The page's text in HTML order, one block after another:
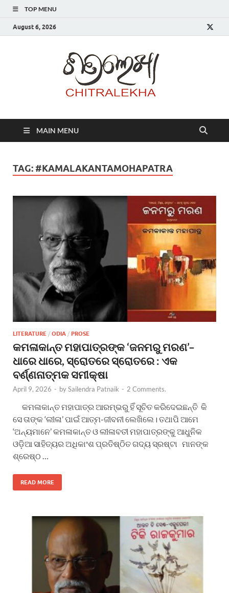
TOP MENU
August 6, 2026
MAIN MENU
TAG: #KAMALAKANTAMOHAPATRA
LITERATURE / ODIA / PROSE
କମଳାକାନ୍ତ ମହାପାତ୍ରଙ୍କ ‘ଜନମରୁ ମରଣ’–
ଧାରେ ଧାରେ, ସ୍ରୋତରେ ସ୍ରୋତରେ : ଏକ
ବର୍ଣ୍ଣନାତ୍ମକ ସମୀକ୍ଷା
April 9, 2026 - bySailendra Patnaik - 2 Comments.
କମଳାକାନ୍ତ ମହାପାତ୍ର ଆରମ୍ଭରୁ ହିଁ ସୂଚିତ କରିଦେଇଛନ୍ତି କି
ସେ ତାଙ୍କ ‘ଲୀଳା’ ପାଇଁ ଆତ୍ମ-ଜୀବନୀ ଲେଖିଲେ। ତଥାପି ଆମେ
‘ଅନ୍ୟମାନେ’ କମଳାକାନ୍ତ ଓ ଲୀଳାବତୀ ମହାପାତ୍ରଙ୍କୁ ଆଧୁନିକ
ଓଡ଼ିଆ ସାହିତ୍ୟର ଅଧିକାଂଶ ପ୍ରତିଷ୍ଠିତ ଗଦ୍ୟ ସ୍ରଷ୍ଟା ମାନଙ୍କ
ଶ୍ରେଷ୍ଠ …
READ MORE